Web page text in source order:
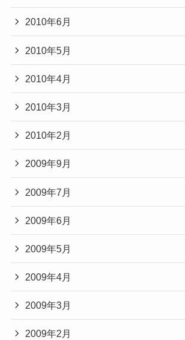
2010年6月
2010年5月
2010年4月
2010年3月
2010年2月
2009年9月
2009年7月
2009年6月
2009年5月
2009年4月
2009年3月
2009年2月